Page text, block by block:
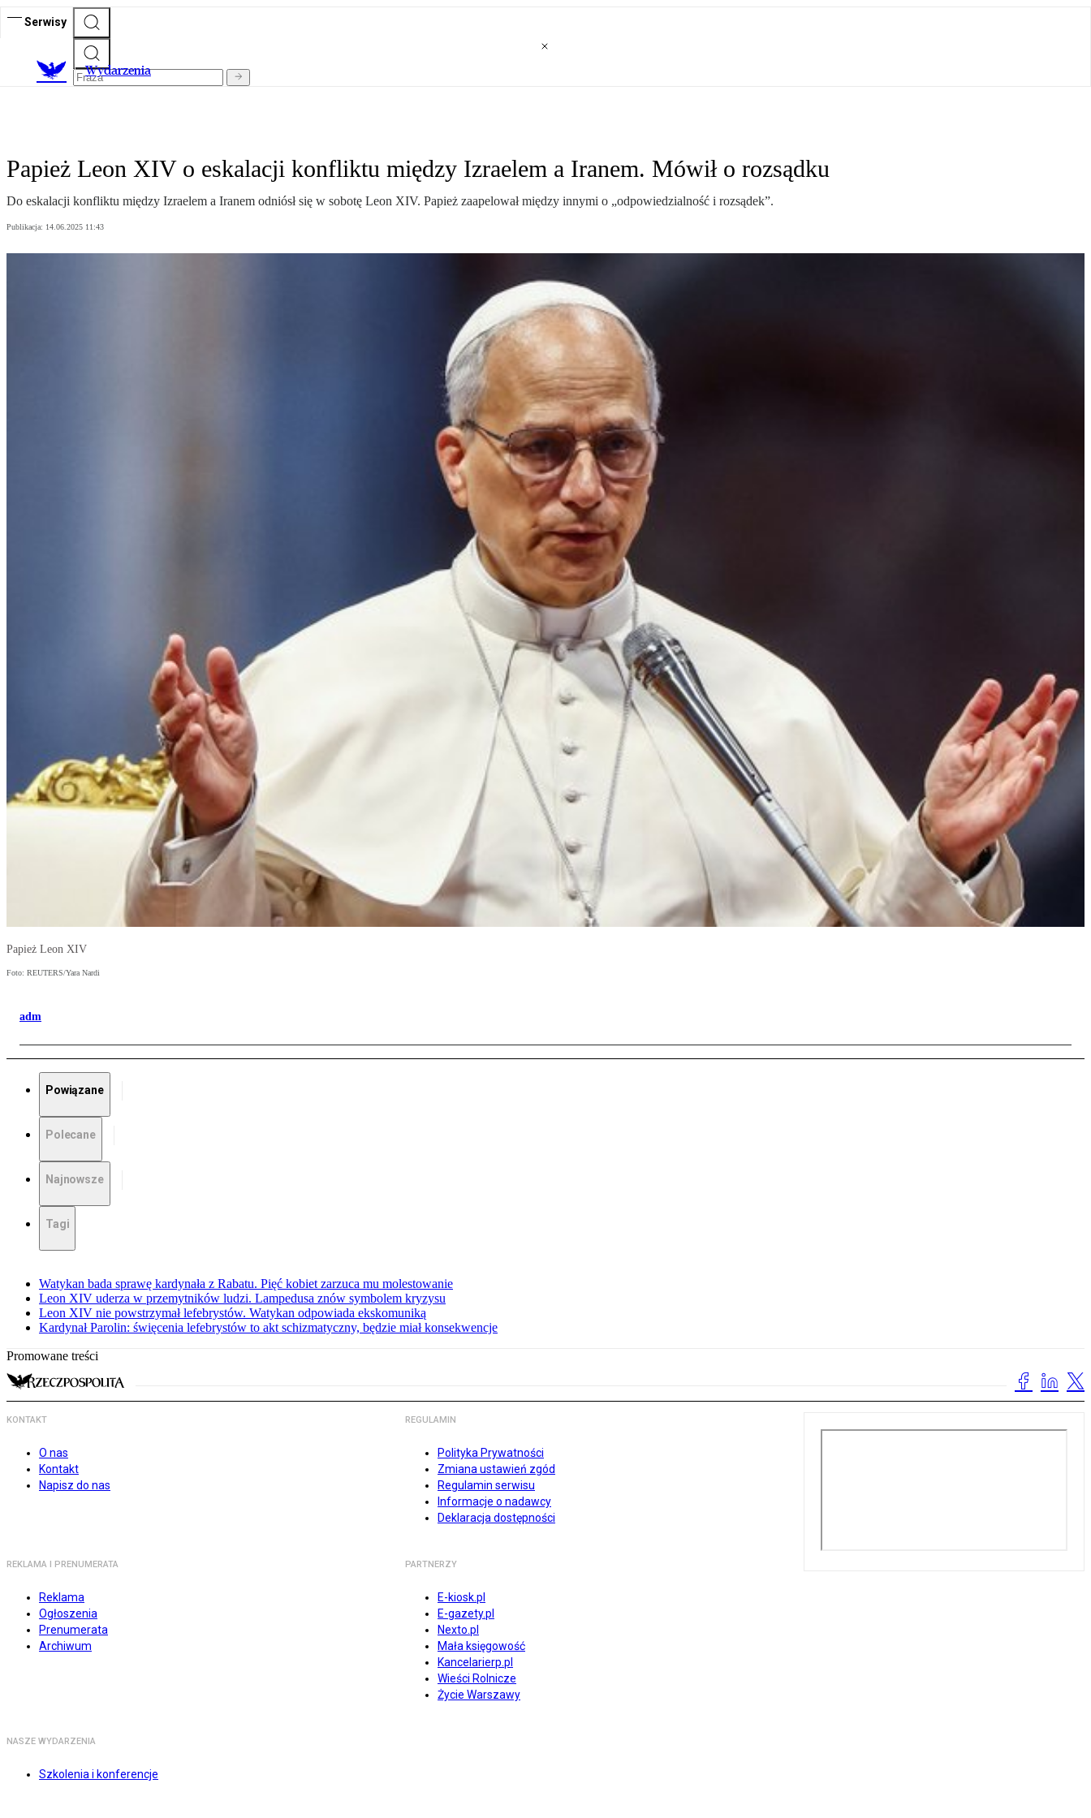
Serwisy
Wydarzenia
Papież Leon XIV o eskalacji konfliktu między Izraelem a Iranem. Mówił o rozsądku
Do eskalacji konfliktu między Izraelem a Iranem odniósł się w sobotę Leon XIV. Papież zaapelował między innymi o „odpowiedzialność i rozsądek”.
Publikacja: 14.06.2025 11:43
Papież Leon XIV
Foto: REUTERS/Yara Nardi
adm
Powiązane
Polecane
Najnowsze
Tagi
Watykan bada sprawę kardynała z Rabatu. Pięć kobiet zarzuca mu molestowanie
Leon XIV uderza w przemytników ludzi. Lampedusa znów symbolem kryzysu
Leon XIV nie powstrzymał lefebrystów. Watykan odpowiada ekskomuniką
Kardynał Parolin: święcenia lefebrystów to akt schizmatyczny, będzie miał konsekwencje
Promowane treści
KONTAKT
O nas
Kontakt
Napisz do nas
REGULAMIN
Polityka Prywatności
Zmiana ustawień zgód
Regulamin serwisu
Informacje o nadawcy
Deklaracja dostępności
REKLAMA I PRENUMERATA
Reklama
Ogłoszenia
Prenumerata
Archiwum
PARTNERZY
E-kiosk.pl
E-gazety.pl
Nexto.pl
Mała księgowość
Kancelarierp.pl
Wieści Rolnicze
Życie Warszawy
NASZE WYDARZENIA
Szkolenia i konferencje